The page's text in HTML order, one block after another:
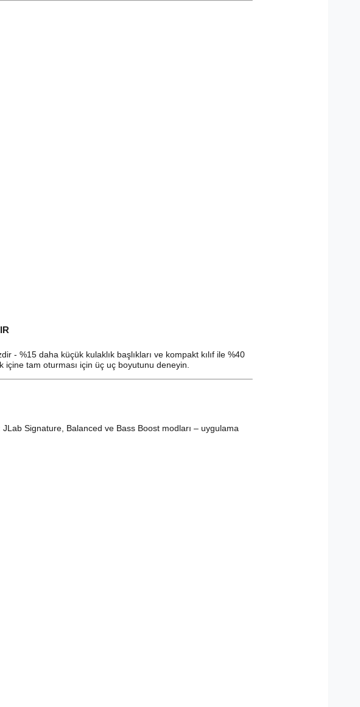
- %15 daha küçük kulaklık başlıkları ve kompakt kılıf ile %40
içine tam oturması için üç uç boyutunu deneyin.
Signature, Balanced ve Bass Boost modları – uygulama